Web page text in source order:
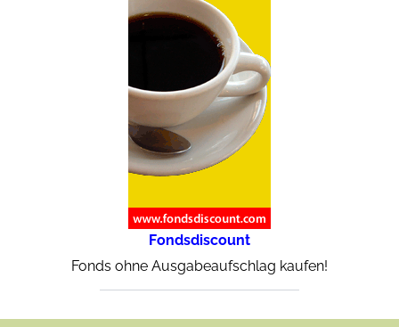
Fondsdiscount
Fonds ohne Ausgabeaufschlag kaufen!